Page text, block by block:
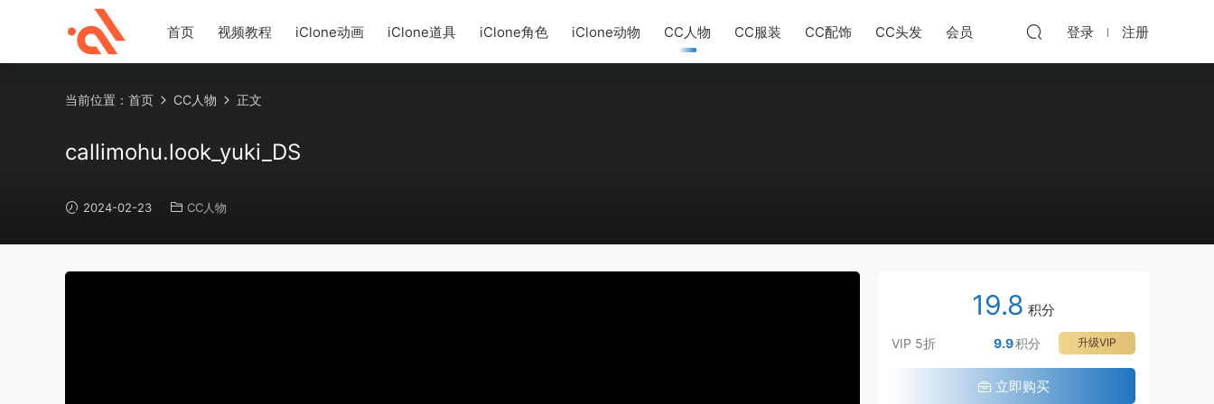
首页 视频教程 iClone动画 iClone道具 iClone角色 iClone动物 CC人物 CC服装 CC配饰 CC头发 会员 登录 注册
当前位置： 首页 CC人物 正文
callimohu.look_yuki_DS
2024-02-23 CC人物
19.8 积分
VIP 5折 升级VIP
9.9积分
立即购买